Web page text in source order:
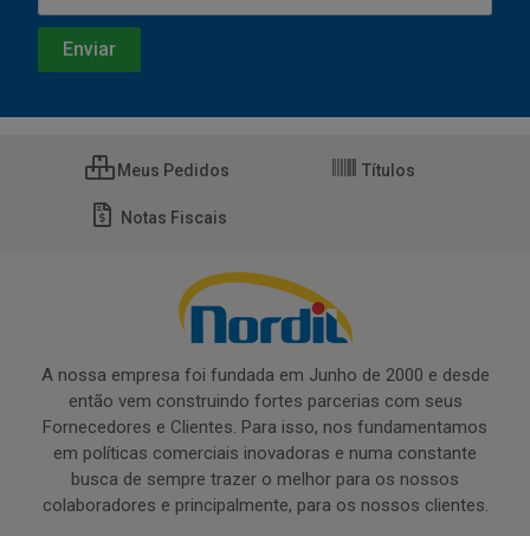
Meus Pedidos Títulos
Notas Fiscais
A nossa empresa foi fundada em Junho de 2000 e desde
então vem construindo fortes parcerias com seus
Fornecedores e Clientes. Para isso, nos fundamentamos
em políticas comerciais inovadoras e numa constante
busca de sempre trazer o melhor para os nossos
colaboradores e principalmente, para os nossos clientes.